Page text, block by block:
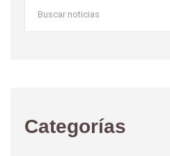
Categorías